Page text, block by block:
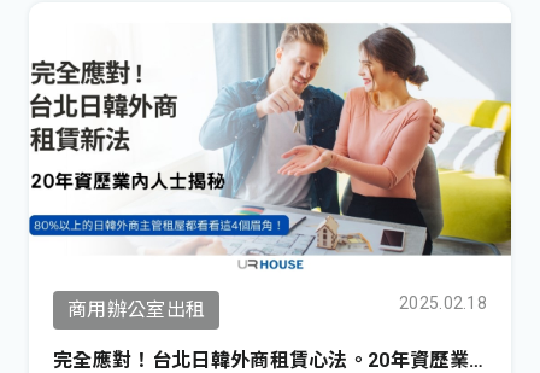
商用辦公室出租 2025.02.18
完全應對！台北日韓外商租賃心法。20年資歷業